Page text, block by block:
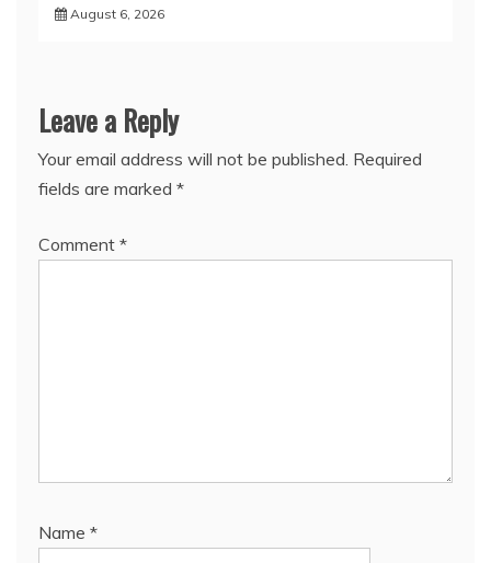
August 6, 2026
Leave a Reply
Your email address will not be published. Required
fields are marked *
Comment *
Name *